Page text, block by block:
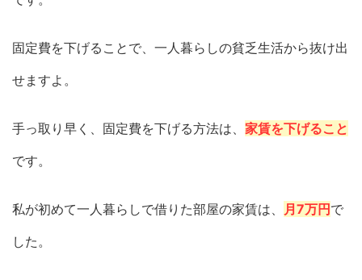
固定費を下げることで、一人暮らしの貧乏生活から抜け出
せますよ。
手っ取り早く、固定費を下げる方法は、 家賃を下げること
です。
私が初めて一人暮らしで借りた部屋の家賃は、 月7万円で
した。